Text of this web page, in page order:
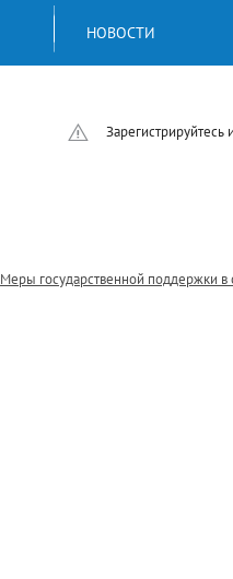
НОВОСТИ
Меры государственной поддержки в